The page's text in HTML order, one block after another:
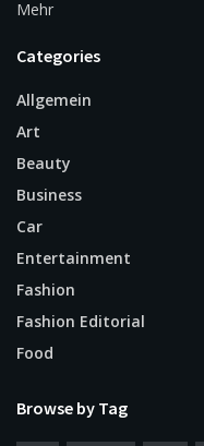
Mehr
Categories
Allgemein
Art
Beauty
Business
Car
Entertainment
Fashion
Fashion Editorial
Food
Browse by Tag